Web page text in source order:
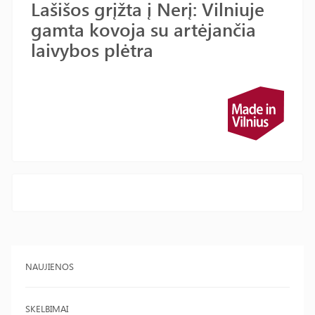
NAUJIENOS
SKELBIMAI
Lašišos grįžta į Nerį: Vilniuje
gamta kovoja su artėjančia
laivybos plėtra